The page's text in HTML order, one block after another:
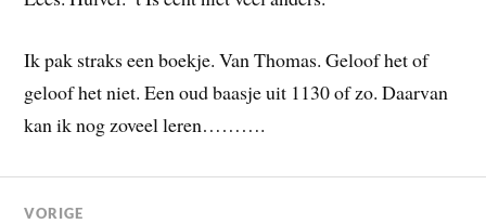
Ik pak straks een boekje. Van Thomas. Geloof het of
geloof het niet. Een oud baasje uit 1130 of zo. Daarvan
kan ik nog zoveel leren……….
VORIGE